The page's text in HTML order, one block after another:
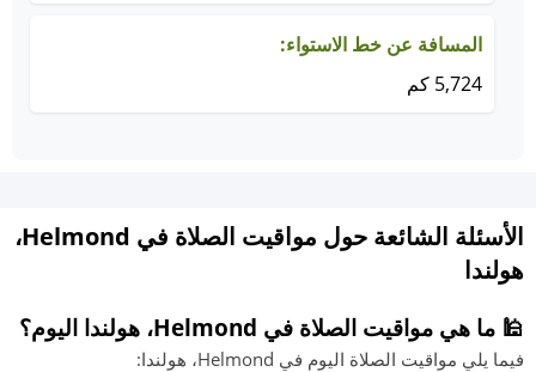
المسافة عن خط الاستواء:
5,724 كم
الأسئلة الشائعة حول مواقيت الصلاة في Helmond،
هولندا
🕌 ما هي مواقيت الصلاة في Helmond، هولندا اليوم؟
فيما يلي مواقيت الصلاة اليوم في Helmond، هولندا: